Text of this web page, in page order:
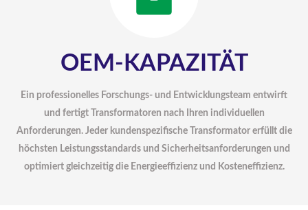
OEM-KAPAZITÄT
Ein professionelles Forschungs- und Entwicklungsteam entwirft
und fertigt Transformatoren nach Ihren individuellen
Anforderungen. Jeder kundenspezifische Transformator erfüllt die
höchsten Leistungsstandards und Sicherheitsanforderungen und
optimiert gleichzeitig die Energieeffizienz und Kosteneffizienz.